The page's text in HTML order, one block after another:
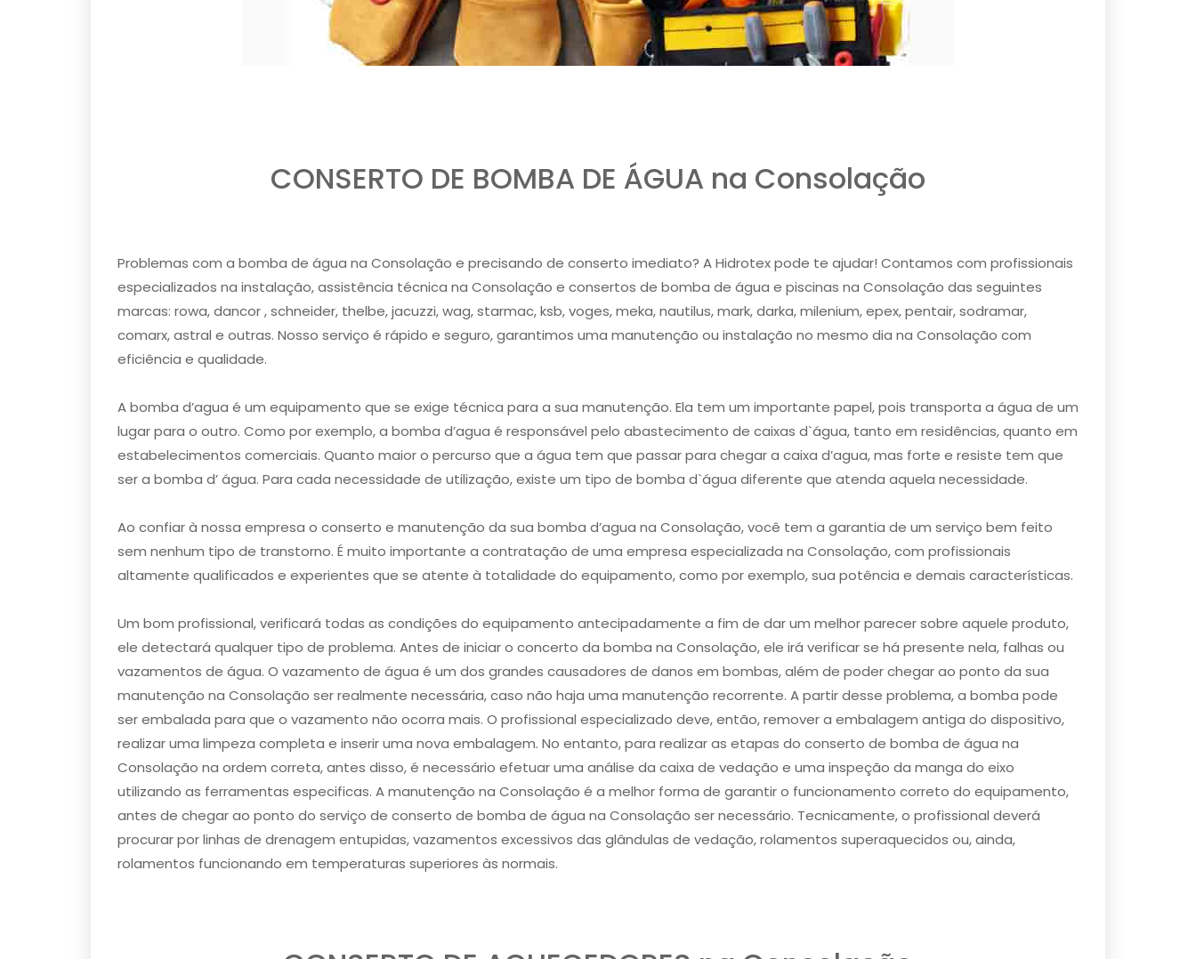
CONSERTO DE BOMBA DE ÁGUA na Consolação
Problemas com a bomba de água na Consolação e precisando de conserto imediato? A Hidrotex pode te ajudar! Contamos com profissionais
especializados na instalação, assistência técnica na Consolação e consertos de bomba de água e piscinas na Consolação das seguintes
marcas: rowa, dancor , schneider, thelbe, jacuzzi, wag, starmac, ksb, voges, meka, nautilus, mark, darka, milenium, epex, pentair, sodramar,
comarx, astral e outras. Nosso serviço é rápido e seguro, garantimos uma manutenção ou instalação no mesmo dia na Consolação com
eficiência e qualidade.
A bomba d’agua é um equipamento que se exige técnica para a sua manutenção. Ela tem um importante papel, pois transporta a água de um
lugar para o outro. Como por exemplo, a bomba d’agua é responsável pelo abastecimento de caixas d`água, tanto em residências, quanto em
estabelecimentos comerciais. Quanto maior o percurso que a água tem que passar para chegar a caixa d’agua, mas forte e resiste tem que
ser a bomba d’ água. Para cada necessidade de utilização, existe um tipo de bomba d`água diferente que atenda aquela necessidade.
Ao confiar à nossa empresa o conserto e manutenção da sua bomba d’agua na Consolação, você tem a garantia de um serviço bem feito
sem nenhum tipo de transtorno. É muito importante a contratação de uma empresa especializada na Consolação, com profissionais
altamente qualificados e experientes que se atente à totalidade do equipamento, como por exemplo, sua potência e demais características.
Um bom profissional, verificará todas as condições do equipamento antecipadamente a fim de dar um melhor parecer sobre aquele produto,
ele detectará qualquer tipo de problema. Antes de iniciar o concerto da bomba na Consolação, ele irá verificar se há presente nela, falhas ou
vazamentos de água. O vazamento de água é um dos grandes causadores de danos em bombas, além de poder chegar ao ponto da sua
manutenção na Consolação ser realmente necessária, caso não haja uma manutenção recorrente. A partir desse problema, a bomba pode
ser embalada para que o vazamento não ocorra mais. O profissional especializado deve, então, remover a embalagem antiga do dispositivo,
realizar uma limpeza completa e inserir uma nova embalagem. No entanto, para realizar as etapas do conserto de bomba de água na
Consolação na ordem correta, antes disso, é necessário efetuar uma análise da caixa de vedação e uma inspeção da manga do eixo
utilizando as ferramentas especificas. A manutenção na Consolação é a melhor forma de garantir o funcionamento correto do equipamento,
antes de chegar ao ponto do serviço de conserto de bomba de água na Consolação ser necessário. Tecnicamente, o profissional deverá
procurar por linhas de drenagem entupidas, vazamentos excessivos das glândulas de vedação, rolamentos superaquecidos ou, ainda,
rolamentos funcionando em temperaturas superiores às normais.